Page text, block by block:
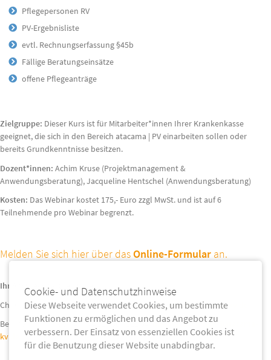
Pflegepersonen RV
PV-Ergebnisliste
evtl. Rechnungserfassung §45b
Fällige Beratungseinsätze
offene Pflegeanträge
Zielgruppe: Dieser Kurs ist für Mitarbeiter*innen Ihrer Krankenkasse
geeignet, die sich in den Bereich atacama | PV einarbeiten sollen oder
bereits Grundkenntnisse besitzen.
Dozent*innen: Achim Kruse (Projektmanagement &
Anwendungsberatung), Jacqueline Hentschel (Anwendungsberatung)
Kosten: Das Webinar kostet 175,- Euro zzgl MwSt. und ist auf 6
Teilnehmende pro Webinar begrenzt.
Melden Sie sich hier über das Online-Formular an.
Ihr Ansprechpartner*innen:
Christin Daase, +49 (0)421 - 365 122 82,christin.daase@atacama-kv.de
Bernhard Schmidt. +49 (0)421 - 365 122 84,bernhard.schmidt@atacama-
kv.de
Cookie- und Datenschutzhinweise
Diese Webseite verwendet Cookies, um bestimmte
Funktionen zu ermöglichen und das Angebot zu
verbessern. Der Einsatz von essenziellen Cookies ist
für die Benutzung dieser Website unabdingbar.